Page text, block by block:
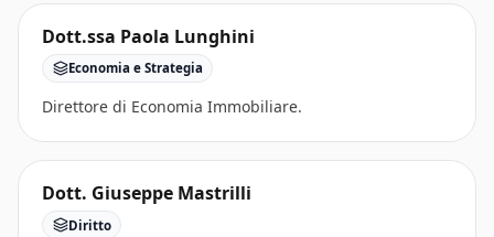
Dott.ssa Paola Lunghini
Economia e Strategia
Direttore di Economia Immobiliare.
Dott. Giuseppe Mastrilli
Diritto